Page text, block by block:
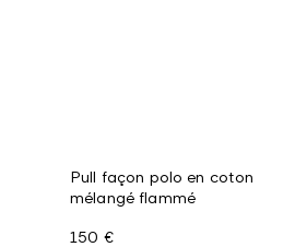
Pull façon polo en coton
mélangé flammé
150 €